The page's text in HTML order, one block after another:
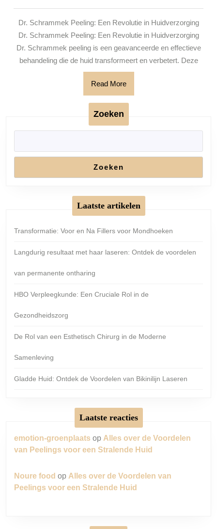
Dr.
Schrammek
Peeling
voor
Dr. Schrammek Peeling: Een Revolutie in Huidverzorging
Dr. Schrammek Peeling: Een Revolutie in Huidverzorging
Dr. Schrammek peeling is een geavanceerde en effectieve
behandeling die de huid transformeert en verbetert. Deze
Read MoreRead
More
Zoeken
Zoeken
Laatste artikelen
Transformatie: Voor en Na Fillers voor Mondhoeken
Langdurig resultaat met haar laseren: Ontdek de voordelen
van permanente ontharing
HBO Verpleegkunde: Een Cruciale Rol in de
Gezondheidszorg
De Rol van een Esthetisch Chirurg in de Moderne
Samenleving
Gladde Huid: Ontdek de Voordelen van Bikinilijn Laseren
Laatste reacties
emotion-groenplaats op Alles over de Voordelen
van Peelings voor een Stralende Huid
Noure food op Alles over de Voordelen van
Peelings voor een Stralende Huid